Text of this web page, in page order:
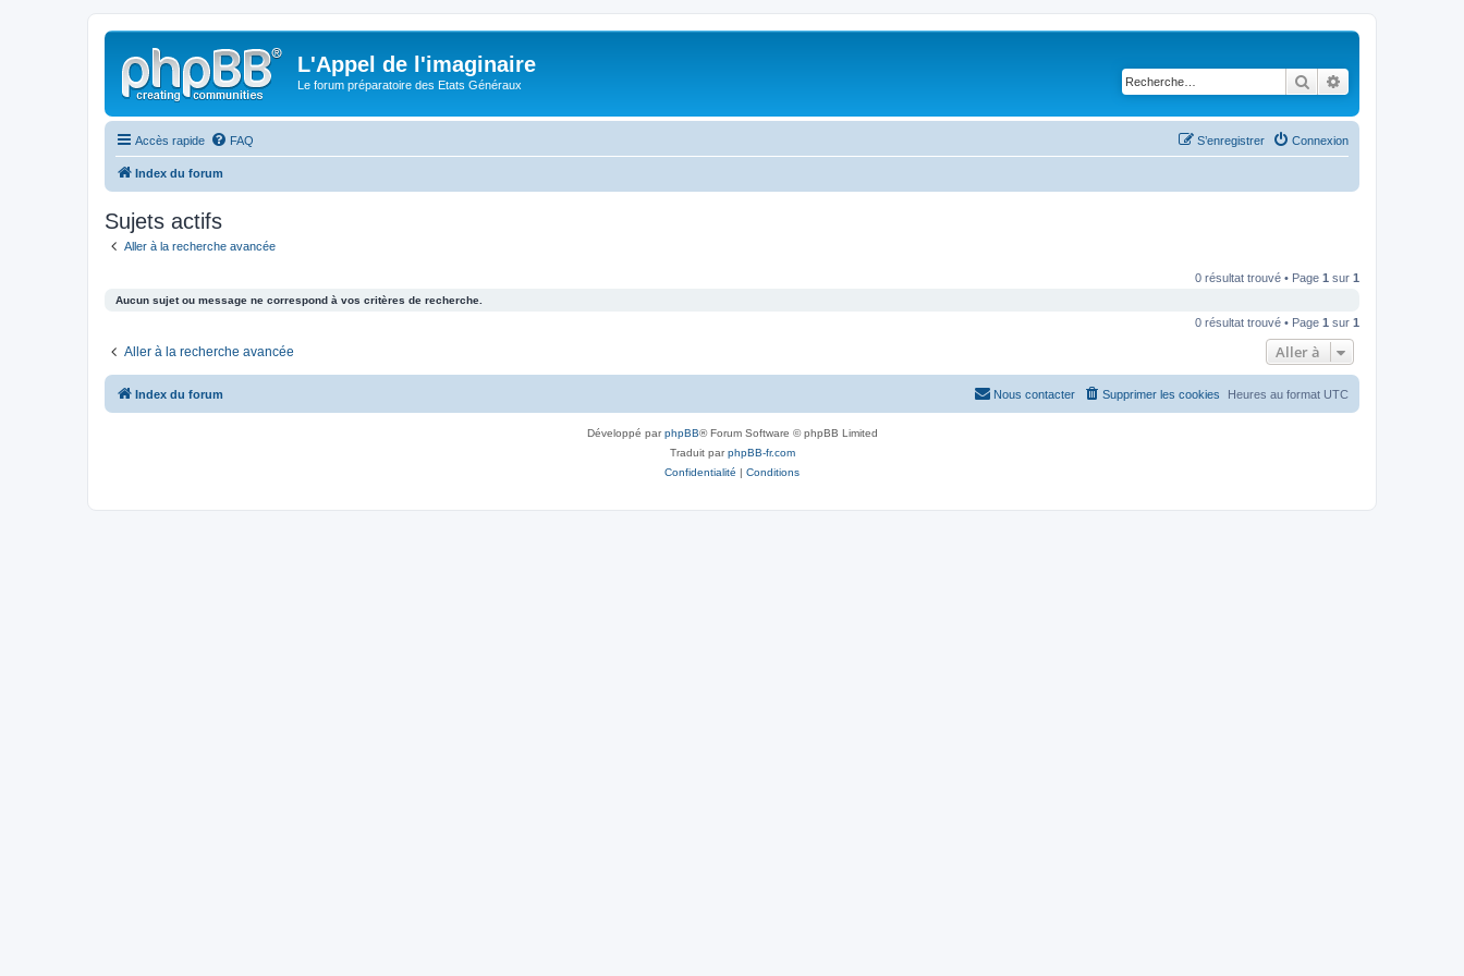
L'Appel de l'imaginaire
Le forum préparatoire des Etats Généraux Rechercher
Accès rapide FAQ Connexion
S’enregistrer
Index du forum
Sujets actifs
Aller à la recherche avancée
0 résultat trouvé • Page 1 sur 1
Aucun sujet ou message ne correspond à vos critères de recherche.
0 résultat trouvé • Page 1 sur 1
Aller à la recherche avancée Aller à
Index du forum Heures au format UTC
Supprimer les cookies
Nous contacter
Développé parphpBB® Forum Software © phpBB Limited
Traduit parphpBB-fr.com
Confidentialité | Conditions